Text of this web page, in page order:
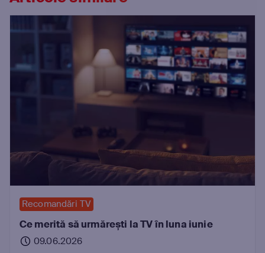
Recomandări TV
Ce merită să urmărești la TV în luna iunie
09.06.2026